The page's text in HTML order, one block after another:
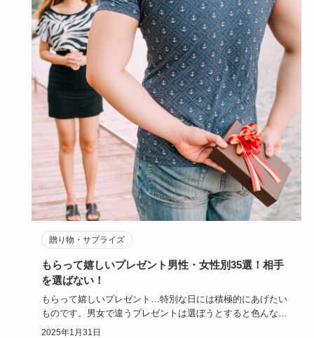
贈り物・サプライズ
もらって嬉しいプレゼント男性・女性別35選！相手
を選ばない！
もらって嬉しいプレゼント…特別な日には積極的にあげたい
ものです。男女で違うプレゼントは選ぼうとすると色んなも
のが素敵に見え…
2025年1月31日